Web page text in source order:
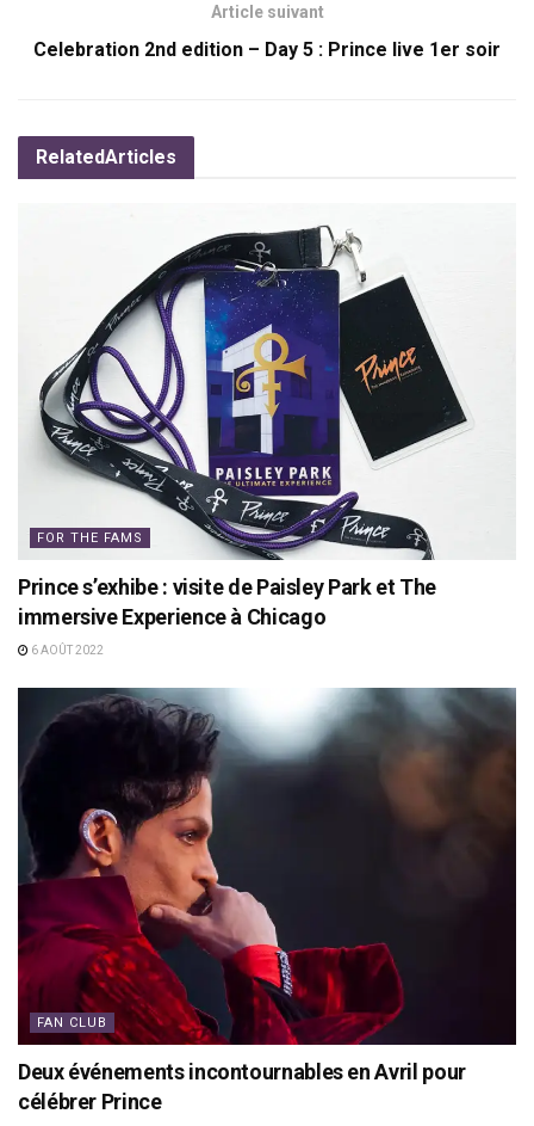
Article suivant
Celebration 2nd edition – Day 5 : Prince live 1er soir
RelatedArticles
FOR THE FAMS
Prince s’exhibe : visite de Paisley Park et The
immersive Experience à Chicago
6 AOÛT 2022
FAN CLUB
Deux événements incontournables en Avril pour
célébrer Prince